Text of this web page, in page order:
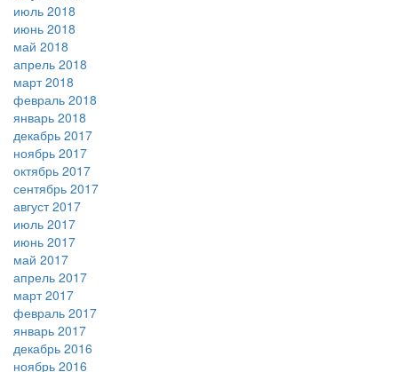
июль 2018
июнь 2018
май 2018
апрель 2018
март 2018
февраль 2018
январь 2018
декабрь 2017
ноябрь 2017
октябрь 2017
сентябрь 2017
август 2017
июль 2017
июнь 2017
май 2017
апрель 2017
март 2017
февраль 2017
январь 2017
декабрь 2016
ноябрь 2016